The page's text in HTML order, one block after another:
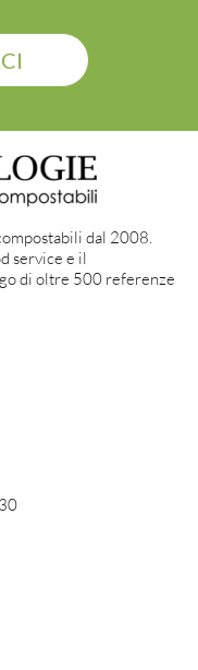
dal 2008.
service e il
di oltre 500 referenze